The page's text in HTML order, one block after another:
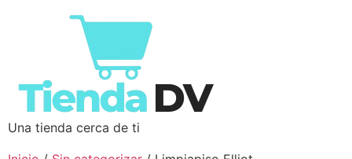
Una tienda cerca de ti